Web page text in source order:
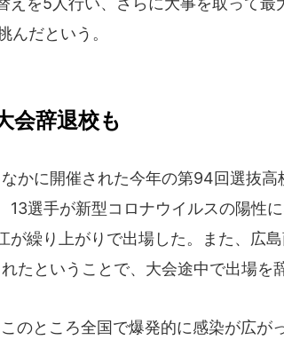
んだという。
会辞退校も
かに開催された今年の第94回選抜高
13選手が新型コロナウイルスの陽性
が繰り上がりで出場した。また、広
たということで、大会途中で出場を
のところ全国で爆発的に感染が広が